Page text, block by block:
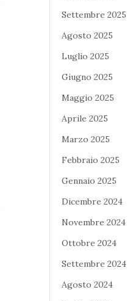
Settembre 2025
Agosto 2025
Luglio 2025
Giugno 2025
Maggio 2025
Aprile 2025
Marzo 2025
Febbraio 2025
Gennaio 2025
Dicembre 2024
Novembre 2024
Ottobre 2024
Settembre 2024
Agosto 2024